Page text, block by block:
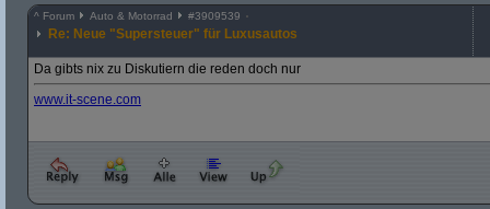
^ Forum Auto & Motorrad #3909539
Re: Neue "Supersteuer" für Luxusautos
Da gibts nix zu Diskutiern die reden doch nur
www.it-scene.com